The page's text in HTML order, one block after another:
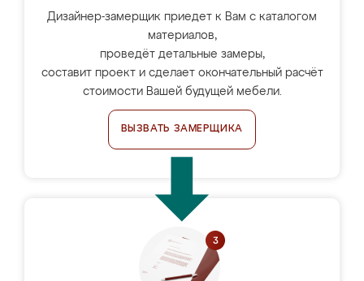
Дизайнер-замерщик приедет к Вам с каталогом
материалов,
проведёт детальные замеры,
составит проект и сделает окончательный расчёт
стоимости Вашей будущей мебели.
ВЫЗВАТЬ ЗАМЕРЩИКА